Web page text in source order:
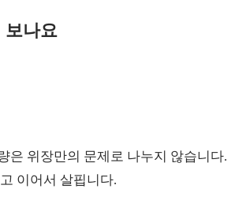
보나요
은 위장만의 문제로 나누지 않습니다.
이어서 살핍니다.